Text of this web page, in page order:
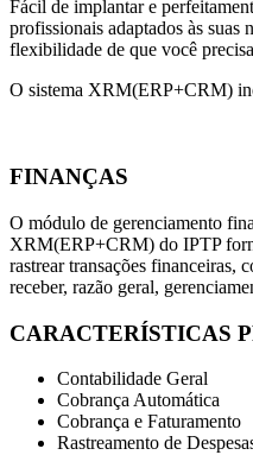
Fácil de implantar e
profissionais adaptados às suas
flexibilidade de que você
O sistema XRM(ERP+CRM)
FINANÇAS
O módulo de gerenciamento
XRM(ERP+CRM) do IPTP
rastrear transações financeiras,
receber, razão geral,
CARACTERÍSTICAS
Contabilidade Geral
Cobrança Automática
Cobrança e Faturamento
Rastreamento de